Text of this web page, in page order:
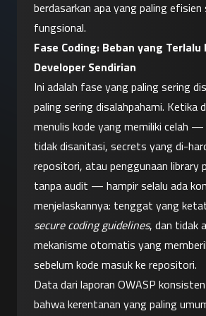
berdasarkan apa yang paling efisien
fungsional.
Fase Coding: Beban yang
Developer Sendirian
Ini adalah fase yang paling sering
paling sering disalahpahami. Ketika
menulis kode yang memiliki celah
tidak disanitasi, secrets yang di-
repositori, atau penggunaan library
tanpa audit — hampir selalu ada
secure coding guidelines, dan tidak
mekanisme otomatis yang
sebelum kode masuk ke repositori.
Data dari laporan OWASP
bahwa kerentanan yang paling